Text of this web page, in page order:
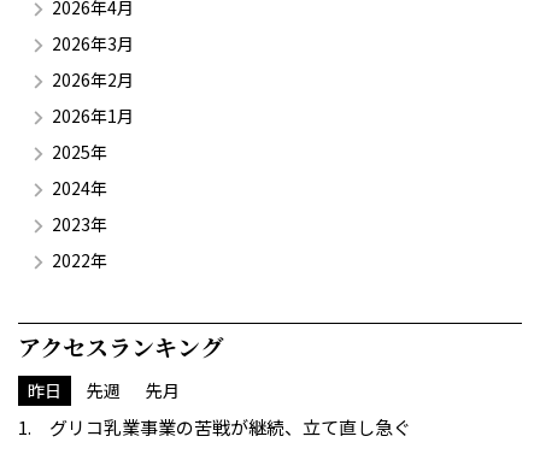
2026年4月
2026年3月
2026年2月
2026年1月
2025年
2024年
2023年
2022年
アクセスランキング
昨日 先週 先月
グリコ乳業事業の苦戦が継続、立て直し急ぐ